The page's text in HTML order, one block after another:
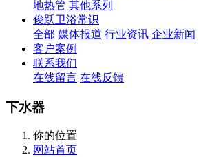
地热管 其他系列
俊跃卫浴常识
全部 媒体报道 行业资讯 企业新闻
客户案例
联系我们
在线留言 在线反馈
下水器
你的位置
网站首页